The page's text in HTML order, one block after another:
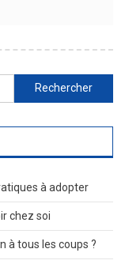
Rechercher :
à adopter
chez soi
à tous les coups ?